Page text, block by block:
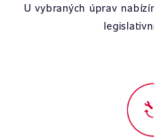
U vybraných úprav